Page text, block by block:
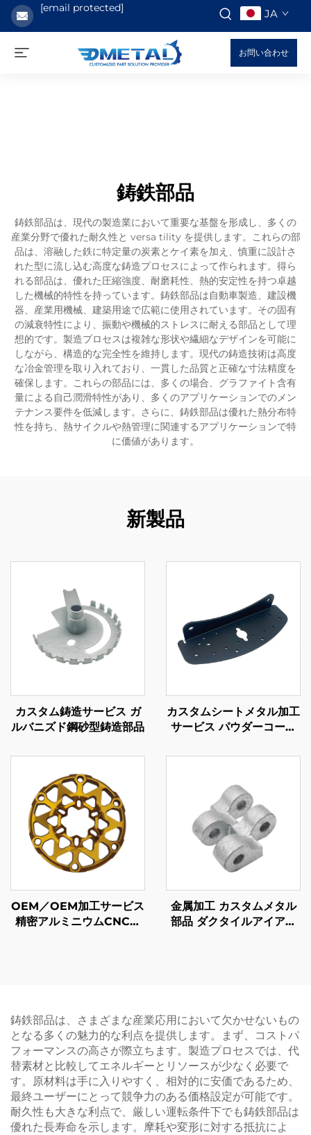
[email protected] JA
お問い合わせ
鋳鉄部品
鋳鉄部品は、現代の製造業において重要な基盤を形成し、多くの
産業分野で優れた耐久性と versa tility を提供します。これらの部
品は、溶融した鉄に特定量の炭素とケイ素を加え、慎重に設計さ
れた型に流し込む高度な鋳造プロセスによって作られます。得ら
れる部品は、優れた圧縮強度、耐磨耗性、熱的安定性を持つ卓越
した機械的特性を持っています。鋳鉄部品は自動車製造、建設機
器、産業用機械、建築用途で広範に使用されています。その固有
の減衰特性により、振動や機械的ストレスに耐える部品として理
想的です。製造プロセスは複雑な形状や繊細なデザインを可能に
しながら、構造的な完全性を維持します。現代の鋳造技術は高度
な冶金管理を取り入れており、一貫した品質と正確な寸法精度を
確保します。これらの部品には、多くの場合、グラファイト含有
量による自己潤滑特性があり、多くのアプリケーションでのメン
テナンス要件を低減します。さらに、鋳鉄部品は優れた熱分布特
性を持ち、熱サイクルや熱管理に関連するアプリケーションで特
に価値があります。
新製品
カスタム鋳造サービス ガ
ルバニズド鋼砂型鋳造部品
カスタムシートメタル加工
サービス パウダーコーテ
OEM／OEM加工サービス
精密アルミニウムCNCミ
金属加工 カスタムメタル
部品 ダクタイルアイアン
鋳鉄部品は、さまざまな産業応用において欠かせないもの
となる多くの魅力的な利点を提供します。まず、コストパ
フォーマンスの高さが際立ちます。製造プロセスでは、代
替素材と比較してエネルギーとリソースが少なく必要で
す。原材料は手に入りやすく、相対的に安価であるため、
最終ユーザーにとって競争力のある価格設定が可能です。
耐久性も大きな利点で、厳しい運転条件下でも鋳鉄部品は
優れた長寿命を示します。摩耗や変形に対する抵抗によ